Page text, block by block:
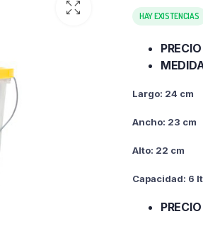
HAY EXISTENCIAS
Largo: 24 cm
Ancho: 23 cm
Alto: 22 cm
Capacidad: 6 lt